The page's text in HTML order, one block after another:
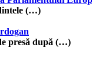
(…)
presă după (…)